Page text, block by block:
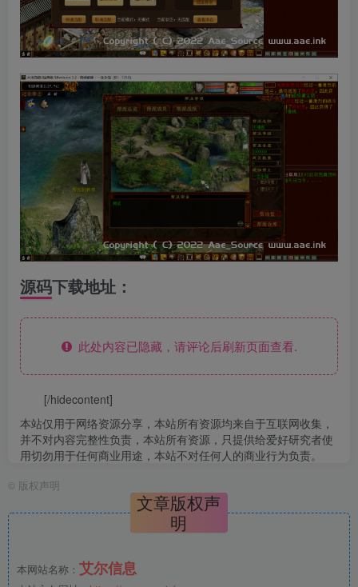
源码下载地址：
此处内容已隐藏，请评论后刷新页面查看.
[/hidecontent]
本站仅用于网络资源分享，本站所有资源均来自于互联网收集，
并不对内容完整性负责，本站所有资源，只提供给爱好研究者使
用切勿用于任何商业用途，本站不对任何人的商业行为负责。
© 版权声明
文章版权声
明
本网站名称： 艾尔信息